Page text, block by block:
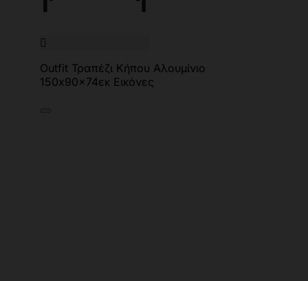

Outfit Τραπέζι Κήπου Αλουμίνιο
150x90x74εκ Εικόνες